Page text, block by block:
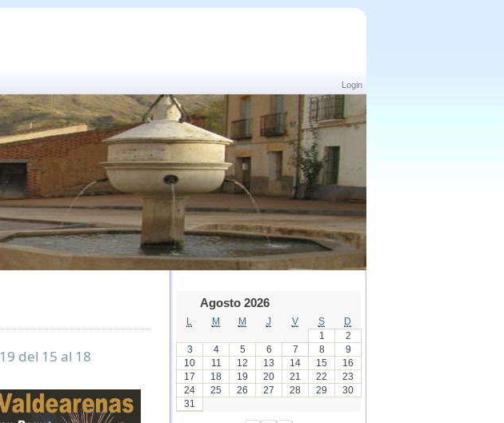
Login
del 15 al 18
Agosto 2026
M M J V S
D
1
2
3
4 5 6 7 8
9
10
11 12 13 14 15
16
17
18 19 20 21 22
23
24
25 26 27 28 29
30
31